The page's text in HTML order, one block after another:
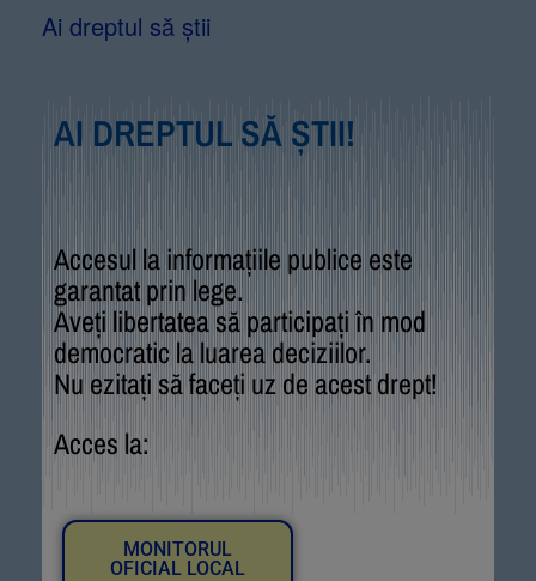
Ai dreptul să știi
AI DREPTUL SĂ ȘTII!
Accesul la informațiile publice este
garantat prin lege.
Aveți libertatea să participați în mod
democratic la luarea deciziilor.
Nu ezitați să faceți uz de acest drept!
Acces la:
MONITORUL
OFICIAL LOCAL